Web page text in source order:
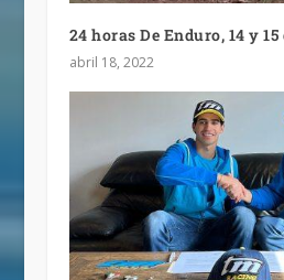
24 horas De Enduro, 14 y
abril 18, 2022